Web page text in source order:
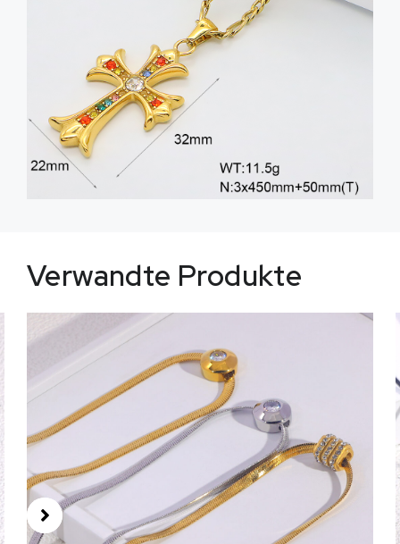
Verwandte Produkte